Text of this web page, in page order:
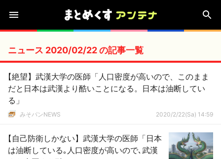
ニュース 2020/02/22 の記事一覧
【絶望】武漢大学の医師「人口密度が高いので、このまま
だと日本は武漢より酷いことになる。日本は油断してい
る」
みそパンNEWS 2020/2/22(Sa) 14:59
【自己防衛しかない】武漢大学の医師「日本
は油断している｡人口密度が高いので､武漢